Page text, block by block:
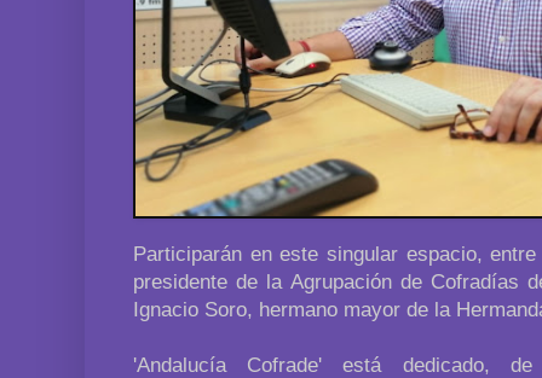
Participarán en este singular espacio,
presidente de la Agrupación de Cofradías
Ignacio Soro, hermano mayor de la
'Andalucía Cofrade' está dedicado,